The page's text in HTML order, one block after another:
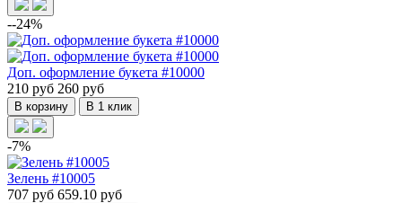
--24%
Доп. оформление букета #10000
210 руб 260 руб
В корзину В 1 клик
-7%
Зелень #10005
707 руб 659.10 руб